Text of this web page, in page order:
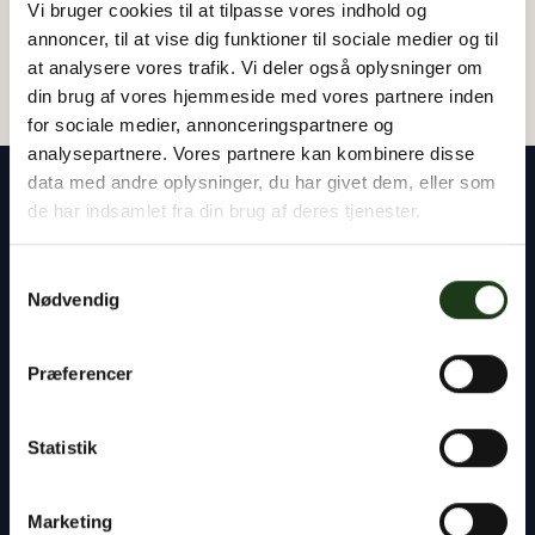
Vi bruger cookies til at tilpasse vores indhold og
annoncer, til at vise dig funktioner til sociale medier og til
at analysere vores trafik. Vi deler også oplysninger om
din brug af vores hjemmeside med vores partnere inden
for sociale medier, annonceringspartnere og
analysepartnere. Vores partnere kan kombinere disse
data med andre oplysninger, du har givet dem, eller som
de har indsamlet fra din brug af deres tjenester.
Nødvendig
Præferencer
Statistik
Marketing
Vores rådgivere står klar til at hjælpe dig med
planlægning af en begravelse eller bisættelse,
håndtering af bobehandlingen ved skifteretten.
Du er altid velkommen til at tage kontakt til os,